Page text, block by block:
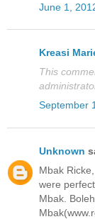
June 1,
Kreasi
This
September
Unknown
Mbak
were
Mbak.